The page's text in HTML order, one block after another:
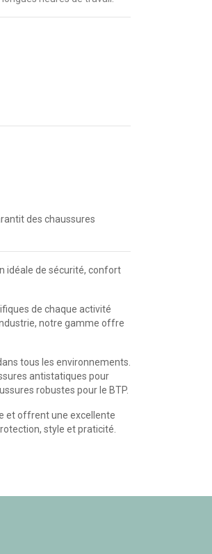
des chaussures
idéale de sécurité, confort
de chaque activité
notre gamme offre
tous les environnements.
antistatiques pour
robustes pour le BTP.
et offrent une excellente
style et praticité.